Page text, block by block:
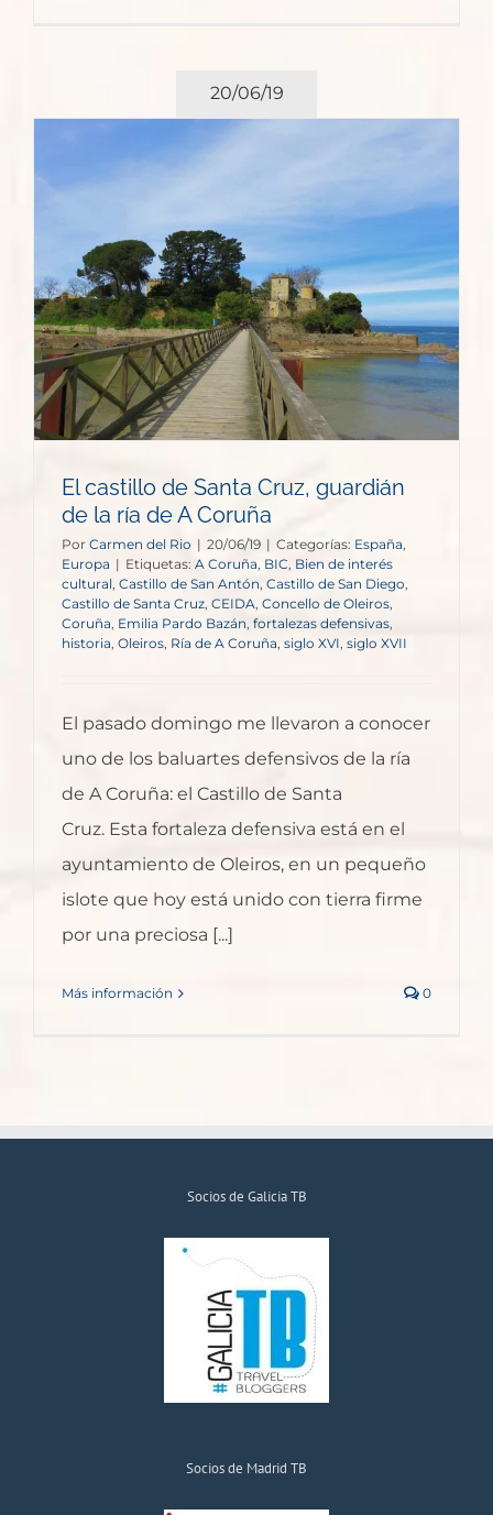
20/06/19
El castillo de Santa Cruz, guardián
de la ría de A Coruña
Por Carmen del Rio | 20/06/19 | Categorías: España,
Europa | Etiquetas: A Coruña, BIC, Bien de interés
cultural, Castillo de San Antón, Castillo de San Diego,
Castillo de Santa Cruz, CEIDA, Concello de Oleiros,
Coruña, Emilia Pardo Bazán, fortalezas defensivas,
historia, Oleiros, Ría de A Coruña, siglo XVI, siglo XVII
El pasado domingo me llevaron a conocer
uno de los baluartes defensivos de la ría
de A Coruña: el Castillo de Santa
Cruz. Esta fortaleza defensiva está en el
ayuntamiento de Oleiros, en un pequeño
islote que hoy está unido con tierra firme
por una preciosa [...]
Más información 0
Socios de Galicia TB
Socios de Madrid TB